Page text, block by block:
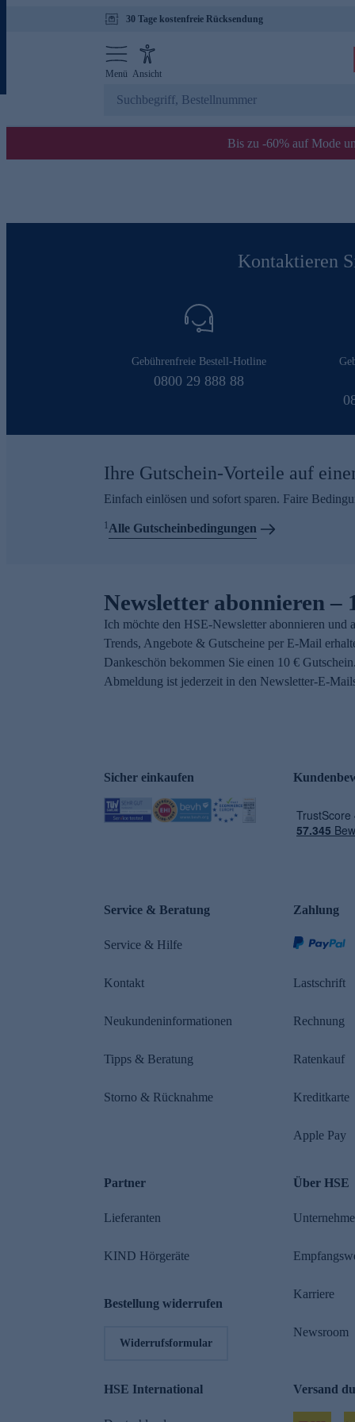
30 Tage kostenfreie Rücksendung
Menü Ansicht
Bis zu -60% auf Mode
Kontaktieren
Gebührenfreie Bestell-Hotline
0800 29 888 88
Ihre Gutschein-Vorteile auf
Einfach einlösen und sofort sparen. Faire
1Alle Gutscheinbedingungen
Newsletter abonnieren –
Ich möchte den HSE-Newsletter abonnieren und
Trends, Angebote & Gutscheine per E-Mail
Dankeschön bekommen Sie einen 10 €
Abmeldung ist jederzeit in den Newsletter-E-
Sicher einkaufen
Service & Beratung
Service & Hilfe
Kontakt
Neukundeninformationen
Tipps & Beratung
Storno & Rücknahme
Zahlung
Lastschrift
Rechnung
Ratenkauf
Kreditkarte
Apple Pay
Partner
Lieferanten
KIND Hörgeräte
Bestellung widerrufen
Widerrufsformular
Über HSE
Karriere
Newsroom
HSE International Versand